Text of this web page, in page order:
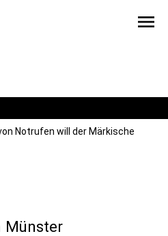
menu
Notrufen will der Märkische
Münster